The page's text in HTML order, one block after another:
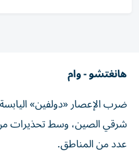
هانغتشو - وام
ضرب الإعصار «دولفين»
شرقي الصين، وسط تحذيرات من
عدد من المناطق.